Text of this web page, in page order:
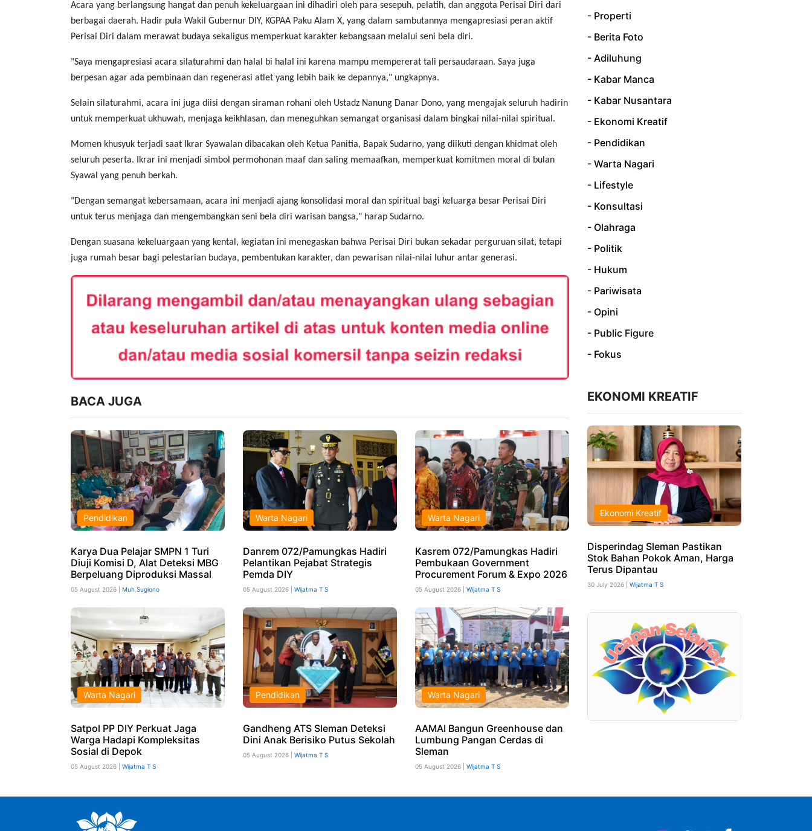
Acara yang berlangsung hangat dan penuh kekeluargaan ini dihadiri oleh para sesepuh, pelatih, dan anggota Perisai Diri dari
berbagai daerah. Hadir pula Wakil Gubernur DIY, KGPAA Paku Alam X, yang dalam sambutannya mengapresiasi peran aktif
Perisai Diri dalam merawat budaya sekaligus memperkuat karakter kebangsaan melalui seni bela diri.
"Saya mengapresiasi acara silaturahmi dan halal bi halal ini karena mampu mempererat tali persaudaraan. Saya juga
berpesan agar ada pembinaan dan regenerasi atlet yang lebih baik ke depannya," ungkapnya.
Selain silaturahmi, acara ini juga diisi dengan siraman rohani oleh Ustadz Nanung Danar Dono, yang mengajak seluruh hadirin
untuk memperkuat ukhuwah, menjaga keikhlasan, dan meneguhkan semangat organisasi dalam bingkai nilai-nilai spiritual.
Momen khusyuk terjadi saat Ikrar Syawalan dibacakan oleh Ketua Panitia, Bapak Sudarno, yang diikuti dengan khidmat oleh
seluruh peserta. Ikrar ini menjadi simbol permohonan maaf dan saling memaafkan, memperkuat komitmen moral di bulan
Syawal yang penuh berkah.
"Dengan semangat kebersamaan, acara ini menjadi ajang konsolidasi moral dan spiritual bagi keluarga besar Perisai Diri
untuk terus menjaga dan mengembangkan seni bela diri warisan bangsa," harap Sudarno.
Dengan suasana kekeluargaan yang kental, kegiatan ini menegaskan bahwa Perisai Diri bukan sekadar perguruan silat, tetapi
juga rumah besar bagi pelestarian budaya, pembentukan karakter, dan pewarisan nilai-nilai luhur antar generasi.
BACA JUGA
Pendidikan
Karya Dua Pelajar SMPN 1 Turi
Diuji Komisi D, Alat Deteksi MBG
Berpeluang Diproduksi Massal
05 August 2026 | Muh Sugiono
Warta Nagari
Danrem 072/Pamungkas Hadiri
Pelantikan Pejabat Strategis
Pemda DIY
05 August 2026 | Wijatma T S
Warta Nagari
Kasrem 072/Pamungkas Hadiri
Pembukaan Government
Procurement Forum & Expo 2026
05 August 2026 | Wijatma T S
Warta Nagari
Satpol PP DIY Perkuat Jaga
Warga Hadapi Kompleksitas
Sosial di Depok
05 August 2026 | Wijatma T S
Pendidikan
Gandheng ATS Sleman Deteksi
Dini Anak Berisiko Putus Sekolah
05 August 2026 | Wijatma T S
Warta Nagari
AAMAI Bangun Greenhouse dan
Lumbung Pangan Cerdas di
Sleman
05 August 2026 | Wijatma T S
- Properti
- Berita Foto
- Adiluhung
- Kabar Manca
- Kabar Nusantara
- Ekonomi Kreatif
- Pendidikan
- Warta Nagari
- Lifestyle
- Konsultasi
- Olahraga
- Politik
- Hukum
- Pariwisata
- Opini
- Public Figure
- Fokus
EKONOMI KREATIF
Ekonomi Kreatif
Disperindag Sleman Pastikan
Stok Bahan Pokok Aman, Harga
Terus Dipantau
30 July 2026 | Wijatma T S